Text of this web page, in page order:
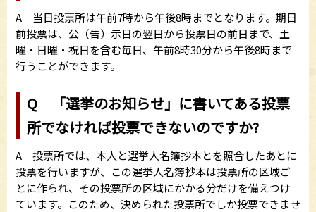
A 当日投票所は午前7時から午後8時までとなります。期日
前投票は、公（告）示日の翌日から投票日の前日まで、土
曜・日曜・祝日を含む毎日、午前8時30分から午後8時まで
行うことができます。
Q 「選挙のお知らせ」に書いてある投票
所でなければ投票できないのですか?
A 投票所では、本人と選挙人名簿抄本とを照合したあとに
投票を行いますが、この選挙人名簿抄本は投票所の区域ご
とに作られ、その投票所の区域にかかる分だけを備えつけ
ています。このため、決められた投票所でしか投票できませ